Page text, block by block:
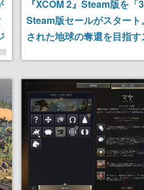
『XCOM 2』Steam版を
Steam版セールがスター
された地球の奪還を目指
人気作、全追加コンテン